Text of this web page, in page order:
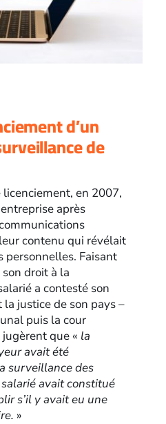
d’un
de
licenciement, en 2007,
après
contenu qui révélait
personnelles. Faisant
droit à la
a contesté son
justice de son pays –
puis la cour
que « la
avait été
surveillance des
avait constitué
s’il y avait eu une
»